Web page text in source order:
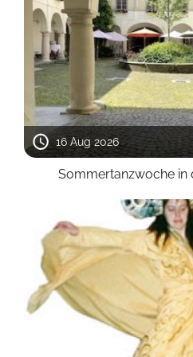
16 Aug 2026
Sommertanzwoche in